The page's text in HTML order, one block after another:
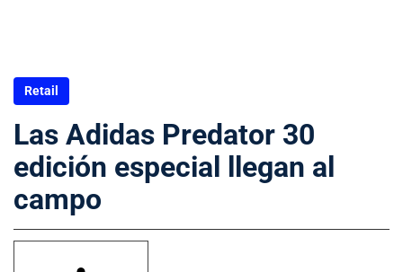
Retail
Las Adidas Predator 30
edición especial llegan al
campo